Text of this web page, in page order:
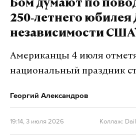
работает там, где
А еще мы есть в
Дзен
#бензин #топливо
Бом думают по
250‑летнего юбилея
независимости
Американцы 4 июля
национальный праздник
Георгий Александров
19:14, 3 июля 2026 Коллаж: